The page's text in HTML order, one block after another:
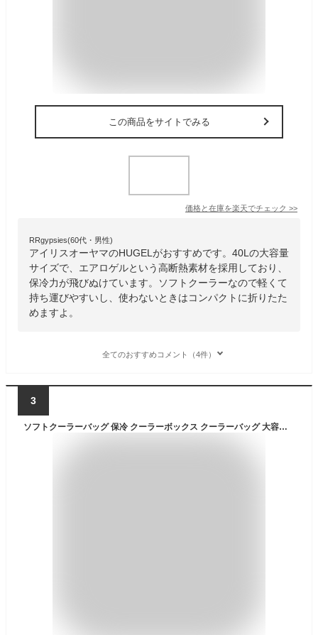
この商品をサイトでみる
価格と在庫を楽天でチェック >>
RRgypsies(60代・男性)
アイリスオーヤマのHUGELがおすすめです。40Lの大容量
サイズで、エアロゲルという高断熱素材を採用しており、
保冷力が飛びぬけています。ソフトクーラーなので軽くて
持ち運びやすいし、使わないときはコンパクトに折りたた
めますよ。
全てのおすすめコメント（4件）
3
ソフトクーラーバッグ 保冷 クーラーボックス クーラーバッグ 大容量 送料無料ハイドロフラスク ソフトクーラートート [24L]Hydro Flask Soft Cooler Tote肩掛け 保冷バッグ アウトドア◇防水 大型 おしゃれ キャンプ ピクニック